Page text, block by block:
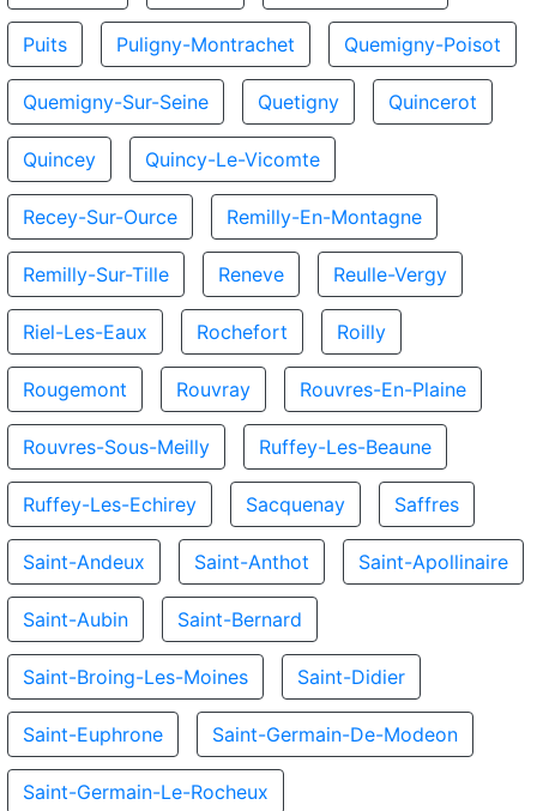
Puits Puligny-Montrachet Quemigny-Poisot
Quemigny-Sur-Seine Quetigny Quincerot
Quincey Quincy-Le-Vicomte
Recey-Sur-Ource Remilly-En-Montagne
Remilly-Sur-Tille Reneve Reulle-Vergy
Riel-Les-Eaux Rochefort Roilly
Rougemont Rouvray Rouvres-En-Plaine
Rouvres-Sous-Meilly Ruffey-Les-Beaune
Ruffey-Les-Echirey Sacquenay Saffres
Saint-Andeux Saint-Anthot Saint-Apollinaire
Saint-Aubin Saint-Bernard
Saint-Broing-Les-Moines Saint-Didier
Saint-Euphrone Saint-Germain-De-Modeon
Saint-Germain-Le-Rocheux